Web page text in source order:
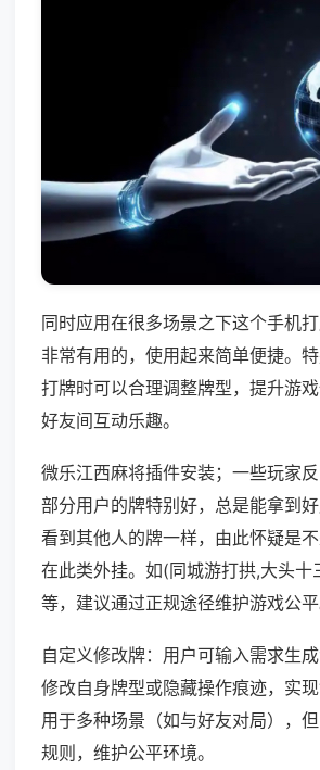
同时应用在很多场景之下这个手机
非常有用的，使用起来简单便捷。
打牌时可以合理调整牌型，提升游
好友间互动乐趣。
微乐江西麻将插件安装；一些玩家
部分用户的牌特别好，总是能拿到
看到其他人的牌一样，由此怀疑是
在此类外挂。如(同城游打拱,大头十
等，建议通过正规途径维护游戏公平
自定义修改牌：用户可输入需求生成
修改自身牌型或隐藏操作痕迹，实
用于多种场景（如与好友对局），
规则，维护公平环境。